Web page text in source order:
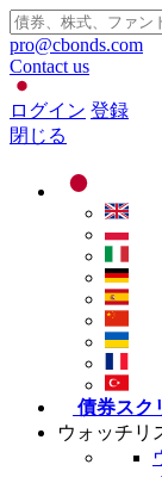
pro@cbonds.com
Contact us
ログイン 登録
閉じる
債券スク
ウォッチリ